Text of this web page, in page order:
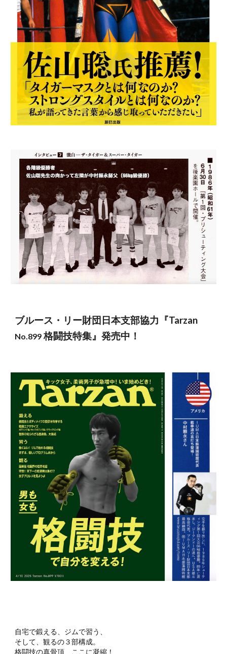
ブルース・リー財団日本支部協力『Tarzan
No.899格闘技特集』発売中！
自宅で鍛える、ジムで習う、
そして、観るの３部構成。
格闘技の真骨頂、ここに凝縮！